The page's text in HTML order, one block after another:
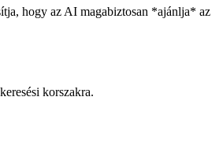
hogy az AI magabiztosan *ajánlja* az
korszakra.